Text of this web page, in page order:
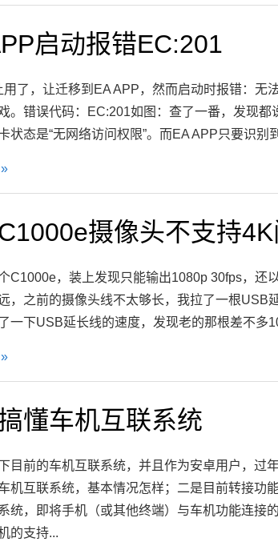
启动报错EC:201
了，让迁移到EA APP，然而启动时报错：无
。错误代码：EC:201如图：查了一番，发现
状态是“无网络访问权限”。而EA APP只要识
摄像头不支持
C1000e，装上发现只能输出1080p 30fps，还
，之前的摄像头线不太够长，我拉了一根
一下USB延长线的速度，发现老的那根差不多
懂车机互联系统
目前的车机互联系统，并且作为安卓用户，过
机互联系统，基本情况怎样；二是目前转接功
统，即将手机（或其他终端）与车机功能连接
的支持...